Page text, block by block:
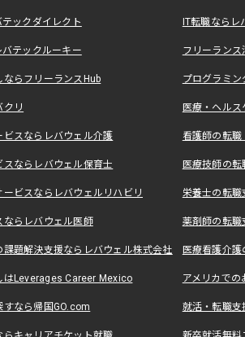
ックダイレクト IT転職なら
テックルーキー フリーラン
らフリーランスHub プログラミ
クリ 医療・ヘル
スならレバウェル介護 看護師の転
ならレバウェル保育士 医療技師の
ービスならレバウェルリハビリ 栄養士の転
ならレバウェル医師 薬剤師の転
課題解決支援ならレバウェル株式会社 医療看護介
はLeverages Career Mexico アメリカで
なら帰国GO.com 就活・転職